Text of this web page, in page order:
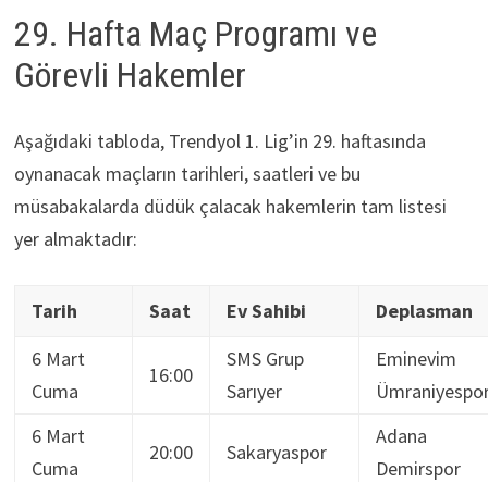
29. Hafta Maç Programı ve
Görevli Hakemler
Aşağıdaki tabloda, Trendyol 1. Lig’in 29. haftasında
oynanacak maçların tarihleri, saatleri ve bu
müsabakalarda düdük çalacak hakemlerin tam listesi
yer almaktadır:
Tarih Saat Ev Sahibi
Deplasman
6 Mart
Cuma
16:00
SMS Grup
Sarıyer
Eminevim
6 Mart
Cuma
20:00 Sakaryaspor
Adana
Demirspor